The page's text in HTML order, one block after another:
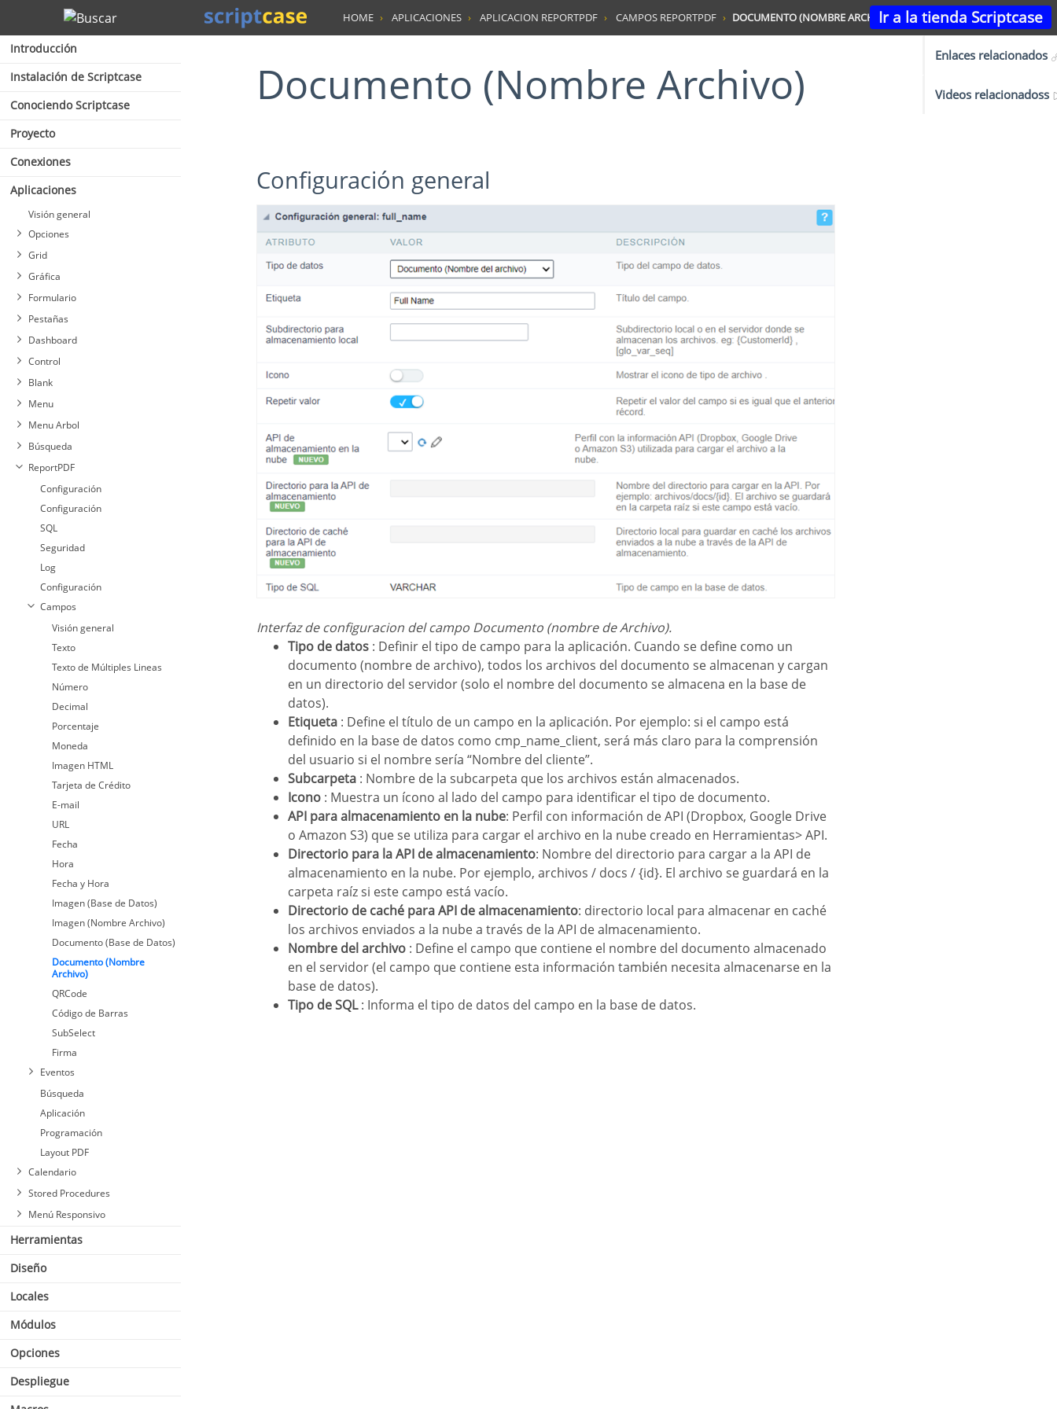
Ir a la tienda Scriptcase
Buscar
Introducción
Instalación de Scriptcase
Conociendo Scriptcase
Proyecto
Conexiones
Aplicaciones
Visión general
Opciones
Grid
Visión general
Texto
Decimal
Fecha y Hora
Select
Doble Select
Checkbox
Radio
Texto Auto-Complete
Número Auto-Complete
Comparación de fechas
Gráfica
Formulario
Visión general
Texto
Numero
Decimal
Moneda
Fecha
Hora
Fecha y Hora
Select
Doble Select
Checkbox
Radio
Texto Auto-Complete
Número Auto-Complete
Comparación de fechas
Pestañas
Dashboard
Control
Blank
Menu
Menu Arbol
Búsqueda
ReportPDF
Configuración
Configuración
SQL
Seguridad
Log
Configuración
Campos
Visión general
Texto
Texto de Múltiples Lineas
Número
Decimal
Porcentaje
Moneda
Imagen HTML
Tarjeta de Crédito
E-mail
URL
Fecha
Hora
Fecha y Hora
Imagen (Base de Datos)
Imagen (Nombre Archivo)
Documento (Base de Datos)
Documento (Nombre
Archivo)
QRCode
Código de Barras
SubSelect
Firma
Eventos
Búsqueda
Aplicación
Programación
Layout PDF
Calendario
Stored Procedures
Menú Responsivo
Herramientas
Diseño
Locales
Módulos
Opciones
Despliegue
HOME APLICACIONES APLICACION REPORTPDF CAMPOS REPORTPDF DOCUMENTO (NOMBRE ARCHIVO)
Documento (Nombre Archivo)
Configuración general
Interfaz de configuracion del campo Documento (nombre de Archivo).
Tipo de datos : Definir el tipo de campo para la aplicación. Cuando se define como un
documento (nombre de archivo), todos los archivos del documento se almacenan y cargan
en un directorio del servidor (solo el nombre del documento se almacena en la base de
datos).
Etiqueta : Define el título de un campo en la aplicación. Por ejemplo: si el campo está
definido en la base de datos como cmp_name_client, será más claro para la comprensión
del usuario si el nombre sería “Nombre del cliente”.
Subcarpeta : Nombre de la subcarpeta que los archivos están almacenados.
Icono : Muestra un ícono al lado del campo para identificar el tipo de documento.
API para almacenamiento en la nube: Perfil con información de API (Dropbox, Google Drive
o Amazon S3) que se utiliza para cargar el archivo en la nube creado en Herramientas> API.
Directorio para la API de almacenamiento: Nombre del directorio para cargar a la API de
almacenamiento en la nube. Por ejemplo, archivos / docs / {id}. El archivo se guardará en la
carpeta raíz si este campo está vacío.
Directorio de caché para API de almacenamiento: directorio local para almacenar en caché
los archivos enviados a la nube a través de la API de almacenamiento.
Nombre del archivo : Define el campo que contiene el nombre del documento almacenado
en el servidor (el campo que contiene esta información también necesita almacenarse en la
base de datos).
Tipo de SQL: Informa el tipo de datos del campo en la base de datos.
Enlaces relacionados
Videos relacionadoss